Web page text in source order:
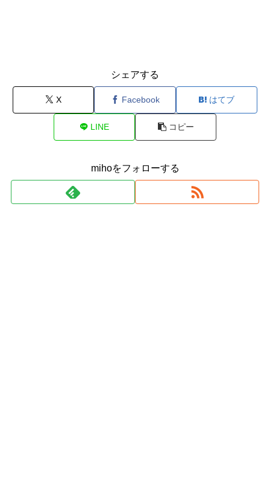
シェアする
X Facebook はてブ
LINE コピー
mihoをフォローする